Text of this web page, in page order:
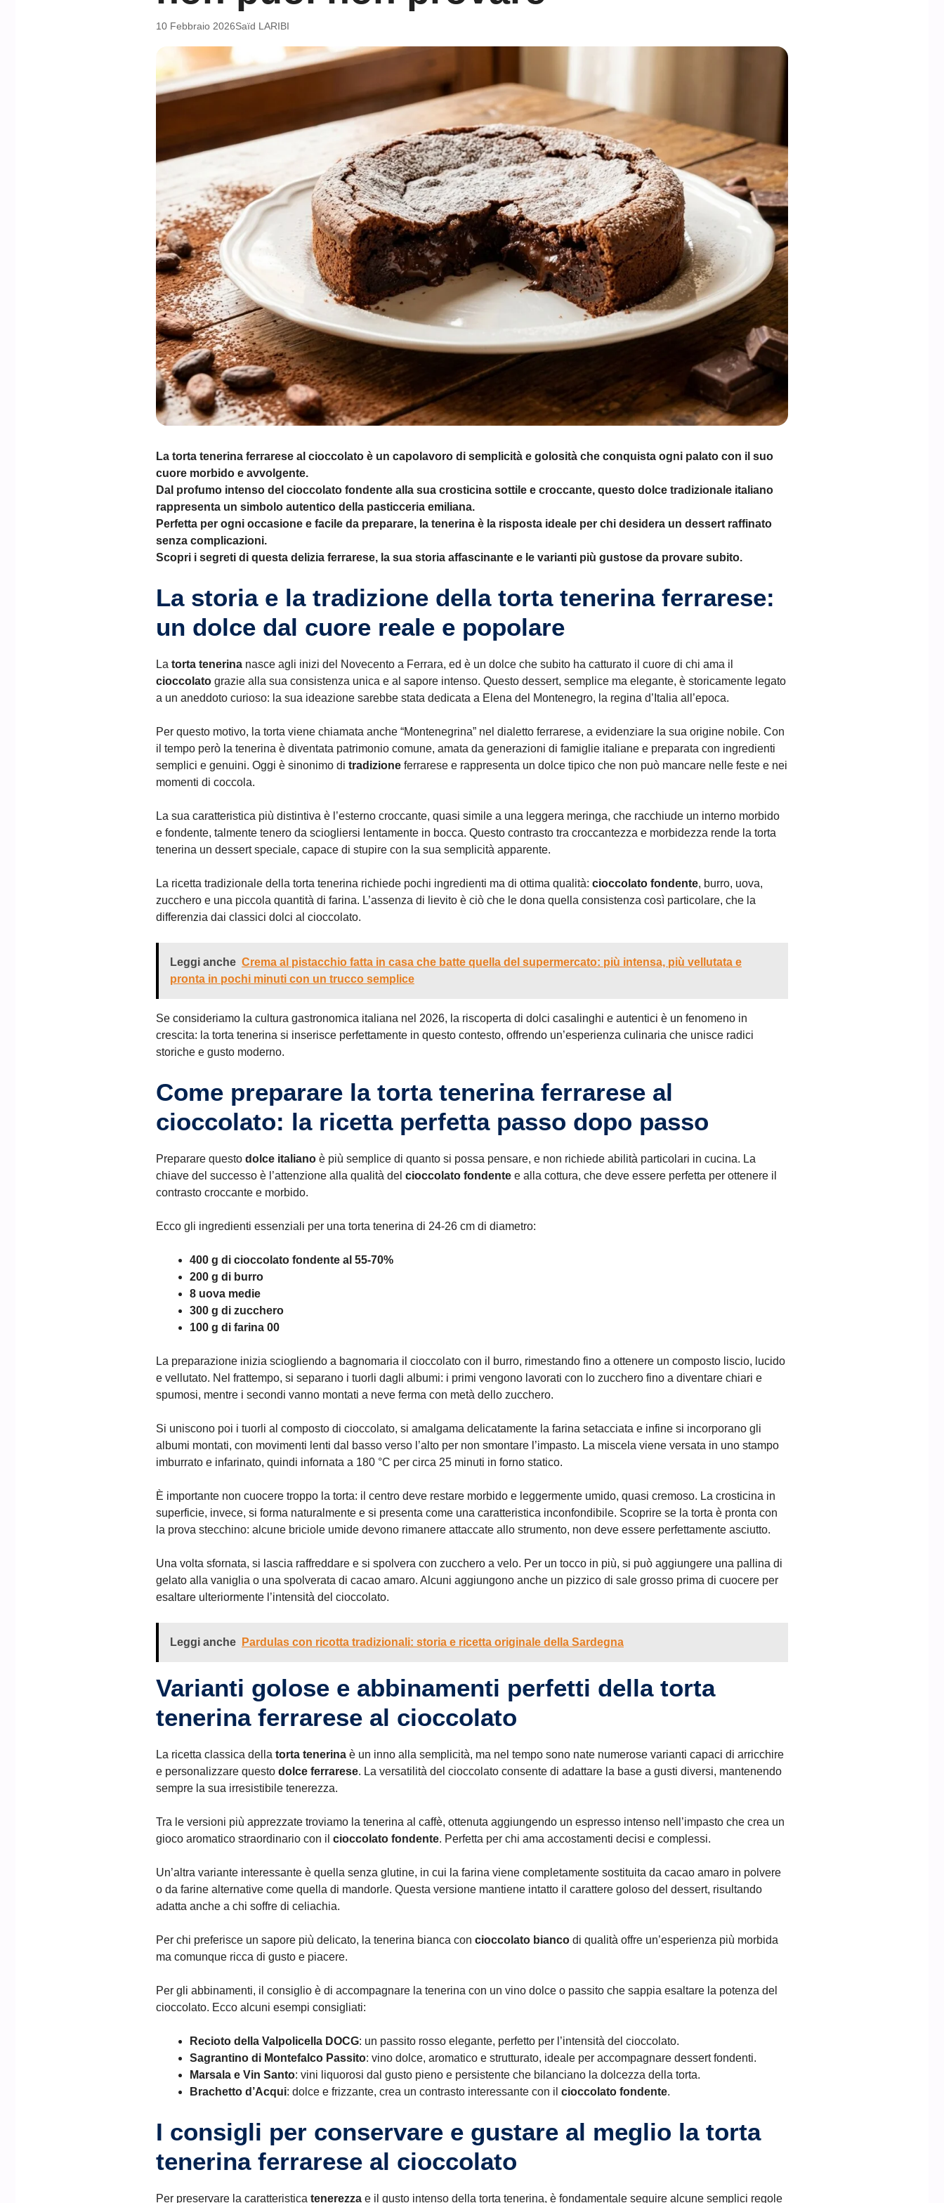
10 Febbraio 2026Saïd LARIBI
La torta tenerina ferrarese al cioccolato è un capolavoro di semplicità e golosità che conquista ogni palato con il suo
cuore morbido e avvolgente.
Dal profumo intenso del cioccolato fondente alla sua crosticina sottile e croccante, questo dolce tradizionale italiano
rappresenta un simbolo autentico della pasticceria emiliana.
Perfetta per ogni occasione e facile da preparare, la tenerina è la risposta ideale per chi desidera un dessert raffinato
senza complicazioni.
Scopri i segreti di questa delizia ferrarese, la sua storia affascinante e le varianti più gustose da provare subito.
La storia e la tradizione della torta tenerina ferrarese:
un dolce dal cuore reale e popolare
La torta tenerina nasce agli inizi del Novecento a Ferrara, ed è un dolce che subito ha catturato il cuore di chi ama il
cioccolato grazie alla sua consistenza unica e al sapore intenso. Questo dessert, semplice ma elegante, è storicamente legato
a un aneddoto curioso: la sua ideazione sarebbe stata dedicata a Elena del Montenegro, la regina d’Italia all’epoca.
Per questo motivo, la torta viene chiamata anche “Montenegrina” nel dialetto ferrarese, a evidenziare la sua origine nobile. Con
il tempo però la tenerina è diventata patrimonio comune, amata da generazioni di famiglie italiane e preparata con ingredienti
semplici e genuini. Oggi è sinonimo di tradizione ferrarese e rappresenta un dolce tipico che non può mancare nelle feste e nei
momenti di coccola.
La sua caratteristica più distintiva è l’esterno croccante, quasi simile a una leggera meringa, che racchiude un interno morbido
e fondente, talmente tenero da sciogliersi lentamente in bocca. Questo contrasto tra croccantezza e morbidezza rende la torta
tenerina un dessert speciale, capace di stupire con la sua semplicità apparente.
La ricetta tradizionale della torta tenerina richiede pochi ingredienti ma di ottima qualità: cioccolato fondente, burro, uova,
zucchero e una piccola quantità di farina. L’assenza di lievito è ciò che le dona quella consistenza così particolare, che la
differenzia dai classici dolci al cioccolato.
Leggi anche Crema al pistacchio fatta in casa che batte quella del supermercato: più intensa, più vellutata e
pronta in pochi minuti con un trucco semplice
Se consideriamo la cultura gastronomica italiana nel 2026, la riscoperta di dolci casalinghi e autentici è un fenomeno in
crescita: la torta tenerina si inserisce perfettamente in questo contesto, offrendo un’esperienza culinaria che unisce radici
storiche e gusto moderno.
Come preparare la torta tenerina ferrarese al
cioccolato: la ricetta perfetta passo dopo passo
Preparare questo dolce italiano è più semplice di quanto si possa pensare, e non richiede abilità particolari in cucina. La
chiave del successo è l’attenzione alla qualità del cioccolato fondente e alla cottura, che deve essere perfetta per ottenere il
contrasto croccante e morbido.
Ecco gli ingredienti essenziali per una torta tenerina di 24-26 cm di diametro:
400 g di cioccolato fondente al 55-70%
200 g di burro
8 uova medie
300 g di zucchero
100 g di farina 00
La preparazione inizia sciogliendo a bagnomaria il cioccolato con il burro, rimestando fino a ottenere un composto liscio, lucido
e vellutato. Nel frattempo, si separano i tuorli dagli albumi: i primi vengono lavorati con lo zucchero fino a diventare chiari e
spumosi, mentre i secondi vanno montati a neve ferma con metà dello zucchero.
Si uniscono poi i tuorli al composto di cioccolato, si amalgama delicatamente la farina setacciata e infine si incorporano gli
albumi montati, con movimenti lenti dal basso verso l’alto per non smontare l’impasto. La miscela viene versata in uno stampo
imburrato e infarinato, quindi infornata a 180 °C per circa 25 minuti in forno statico.
È importante non cuocere troppo la torta: il centro deve restare morbido e leggermente umido, quasi cremoso. La crosticina in
superficie, invece, si forma naturalmente e si presenta come una caratteristica inconfondibile. Scoprire se la torta è pronta con
la prova stecchino: alcune briciole umide devono rimanere attaccate allo strumento, non deve essere perfettamente asciutto.
Una volta sfornata, si lascia raffreddare e si spolvera con zucchero a velo. Per un tocco in più, si può aggiungere una pallina di
gelato alla vaniglia o una spolverata di cacao amaro. Alcuni aggiungono anche un pizzico di sale grosso prima di cuocere per
esaltare ulteriormente l’intensità del cioccolato.
Leggi anche Pardulas con ricotta tradizionali: storia e ricetta originale della Sardegna
Varianti golose e abbinamenti perfetti della torta
tenerina ferrarese al cioccolato
La ricetta classica della torta tenerina è un inno alla semplicità, ma nel tempo sono nate numerose varianti capaci di arricchire
e personalizzare questo dolce ferrarese. La versatilità del cioccolato consente di adattare la base a gusti diversi, mantenendo
sempre la sua irresistibile tenerezza.
Tra le versioni più apprezzate troviamo la tenerina al caffè, ottenuta aggiungendo un espresso intenso nell’impasto che crea un
gioco aromatico straordinario con il cioccolato fondente. Perfetta per chi ama accostamenti decisi e complessi.
Un’altra variante interessante è quella senza glutine, in cui la farina viene completamente sostituita da cacao amaro in polvere
o da farine alternative come quella di mandorle. Questa versione mantiene intatto il carattere goloso del dessert, risultando
adatta anche a chi soffre di celiachia.
Per chi preferisce un sapore più delicato, la tenerina bianca con cioccolato bianco di qualità offre un’esperienza più morbida
ma comunque ricca di gusto e piacere.
Per gli abbinamenti, il consiglio è di accompagnare la tenerina con un vino dolce o passito che sappia esaltare la potenza del
cioccolato. Ecco alcuni esempi consigliati:
Recioto della Valpolicella DOCG: un passito rosso elegante, perfetto per l’intensità del cioccolato.
Sagrantino di Montefalco Passito: vino dolce, aromatico e strutturato, ideale per accompagnare dessert fondenti.
Marsala e Vin Santo: vini liquorosi dal gusto pieno e persistente che bilanciano la dolcezza della torta.
Brachetto d’Acqui: dolce e frizzante, crea un contrasto interessante con il cioccolato fondente.
I consigli per conservare e gustare al meglio la torta
tenerina ferrarese al cioccolato
Per preservare la caratteristica tenerezza e il gusto intenso della torta tenerina, è fondamentale seguire alcune semplici regole